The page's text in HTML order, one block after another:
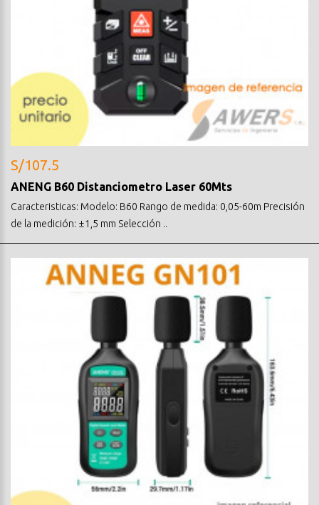
S/107.5
ANENG B60 Distanciometro Laser 60Mts
Caracteristicas: Modelo: B60 Rango de medida: 0,05-60m Precisión
de la medición: ±1,5 mm Selección ..